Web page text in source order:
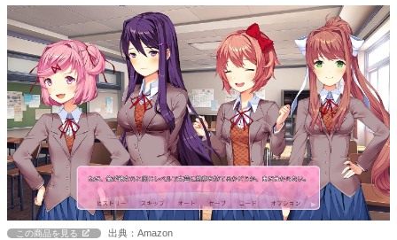
この商品を見る 出典：Amazon